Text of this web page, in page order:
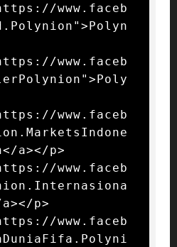
www.faceb
www.faceb
www.faceb
a></p>
www.faceb
p>
www.faceb